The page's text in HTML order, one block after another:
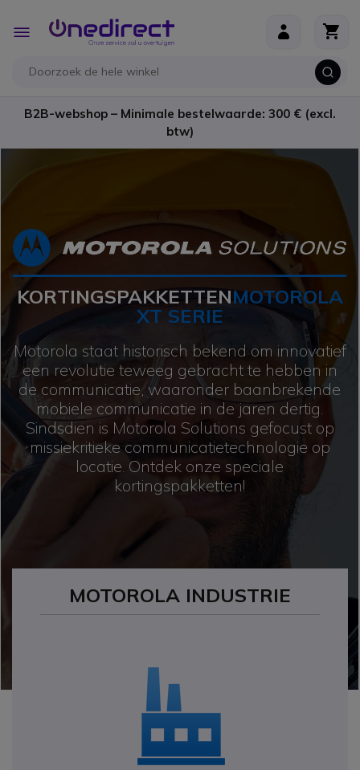
Toggle
Nav
B2B-webshop – Minimale bestelwaarde: 300 € (excl.
btw)
KORTINGSPAKKETTENMOTOROLA
XT SERIE
Motorola staat historisch bekend om innovatief
een revolutie teweeg gebracht te hebben in
de communicatie, waaronder baanbrekende
mobiele communicatie in de jaren dertig.
Sindsdien is Motorola Solutions gefocust op
missiekritieke communicatietechnologie op
locatie. Ontdek onze speciale
kortingspakketten!
MOTOROLA INDUSTRIE